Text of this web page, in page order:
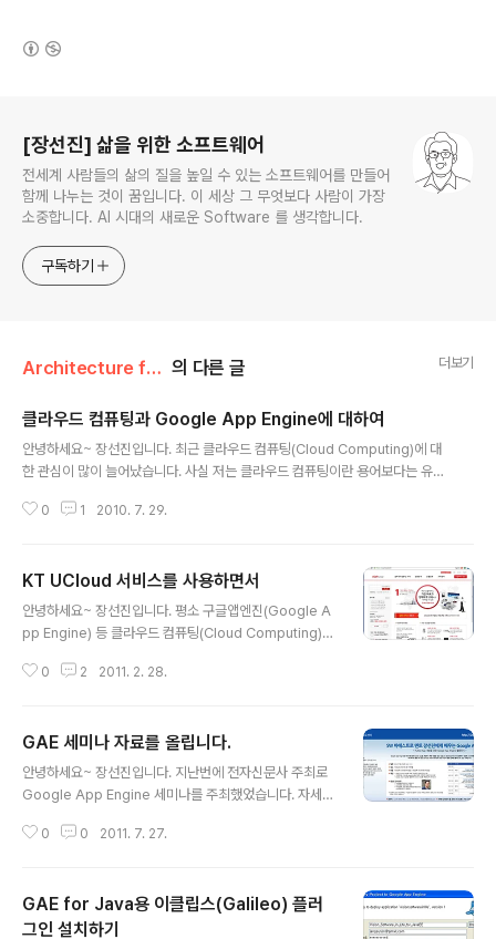
[장선진] 삶을 위한 소프트웨어
전세계 사람들의 삶의 질을 높일 수 있는 소프트웨어를 만들어
함께 나누는 것이 꿈입니다. 이 세상 그 무엇보다 사람이 가장
소중합니다. AI 시대의 새로운 Software 를 생각합니다.
구독하기
Architecture for Software/Google App Engine 의 다른 글 더보기
클라우드 컴퓨팅과 Google App Engine에 대하여
안녕하세요~ 장선진입니다. 최근 클라우드 컴퓨팅(Cloud Computing)에 대
한 관심이 많이 늘어났습니다. 사실 저는 클라우드 컴퓨팅이란 용어보다는 유틸
S(Software as a Service)와 함께 유틸리티 컴퓨팅의 동생벌되는 클라우드
많이 있었습니다. 최근 이러한 저의 생각들을 함께 공유할 수 있는 시간을 가졌
습니다. 제2회 공개SW역량프라자 정기기술세미나(2010년 7월21일)에서
"Google App Engine의 이해"란 주제로 클라우드 컴퓨..
0 1 2010. 7. 29.
KT UCloud 서비스를 사용하면서
안녕하세요~ 장선진입니다. 평소 구글앱엔진(Google A
pp Engine) 등 클라우드 컴퓨팅(Cloud Computing)에
라는 IaaS(Infrastructure as a Service)형 클라우드
었지만, 최근 IaaS형 클라우드 컴퓨팅 서비스 역시 나름의
가치가 있고 Amazon의 S3를 하이브리드하게 연동하여
활용한 사례들을 보면서 클라우드 컴퓨팅 기술을 연합하여
우드 컴퓨팅의 한계는 기존의 웹 호스팅과 유사한 구조를
0 2 2011. 2. 28.
GAE 세미나 자료를 올립니다.
안녕하세요~ 장선진입니다. 지난번에 전자신문사 주최로
Google App Engine 세미나를 주최했었습니다. 자세한
PT를 요청하셔서 이렇게 올려드립니다. 좋은 참고가 되었
ybrid app_and_gae_restful_architecture_v2.0 Vi
ew more presentations from Sun-Jin Jang S03
0 0 2011. 7. 27.
GAE for Java용 이클립스(Galileo) 플러
그인 설치하기